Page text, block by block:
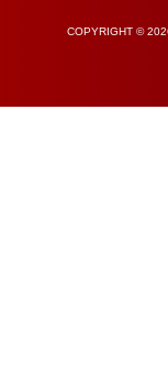
COPYRIGHT ©